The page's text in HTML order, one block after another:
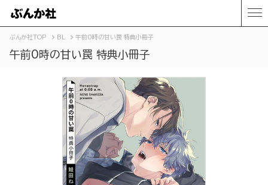
ぶんか社TOP BL 午前0時の甘い罠 特典小冊子
午前0時の甘い罠 特典小冊子